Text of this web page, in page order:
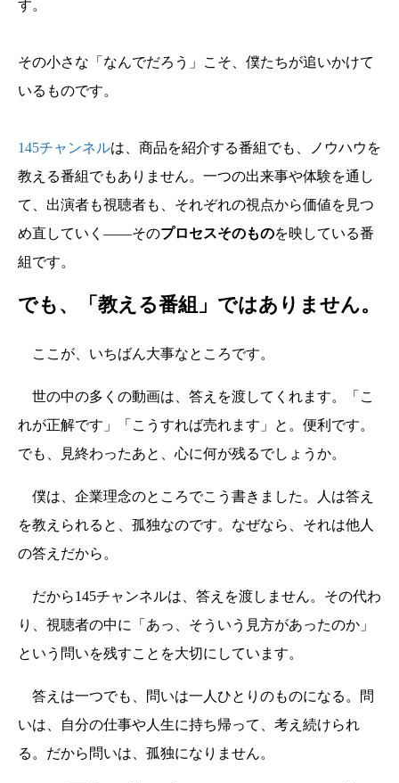
す。
その小さな「なんでだろう」こそ、僕たちが追いかけて
いるものです。
145チャンネルは、商品を紹介する番組でも、ノウハウを
教える番組でもありません。一つの出来事や体験を通し
て、出演者も視聴者も、それぞれの視点から価値を見つ
め直していく――そのプロセスそのものを映している番
組です。
でも、「教える番組」ではありません。
ここが、いちばん大事なところです。
世の中の多くの動画は、答えを渡してくれます。「こ
れが正解です」「こうすれば売れます」と。便利です。
でも、見終わったあと、心に何が残るでしょうか。
僕は、企業理念のところでこう書きました。人は答え
を教えられると、孤独なのです。なぜなら、それは他人
の答えだから。
だから145チャンネルは、答えを渡しません。その代わ
り、視聴者の中に「あっ、そういう見方があったのか」
という問いを残すことを大切にしています。
答えは一つでも、問いは一人ひとりのものになる。問
いは、自分の仕事や人生に持ち帰って、考え続けられ
る。だから問いは、孤独になりません。